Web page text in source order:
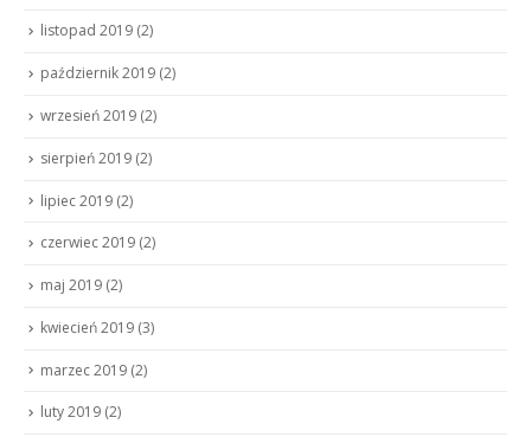
listopad 2019 (2)
październik 2019 (2)
wrzesień 2019 (2)
sierpień 2019 (2)
lipiec 2019 (2)
czerwiec 2019 (2)
maj 2019 (2)
kwiecień 2019 (3)
marzec 2019 (2)
luty 2019 (2)